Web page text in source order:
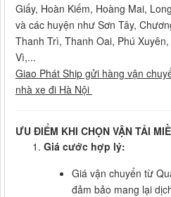
Giấy, Hoàn Kiếm, Hoàng Mai,
và các huyện như Sơn Tây,
Thanh Trì, Thanh Oai, Phú
Vì,...
Giao Phát Ship gửi hàng vận
nhà xe đi Hà Nội
ƯU ĐIỂM KHI CHỌN VẬN TẢI
Giá cước hợp lý:
Giá vận chuyển từ
đảm bảo mang lại